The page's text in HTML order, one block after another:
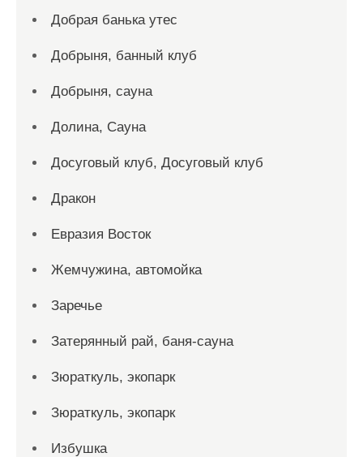
Добрая банька утес
Добрыня, банный клуб
Добрыня, сауна
Долина, Сауна
Досуговый клуб, Досуговый клуб
Дракон
Евразия Восток
Жемчужина, автомойка
Заречье
Затерянный рай, баня-сауна
Зюраткуль, экопарк
Зюраткуль, экопарк
Избушка